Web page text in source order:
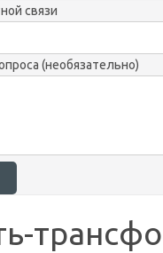
связи
(необязательно)